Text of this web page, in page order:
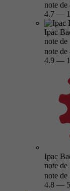
note de
4.7 —
Ipac
note de
note de
4.9 —
Ipac
note de
note de
4.8 —